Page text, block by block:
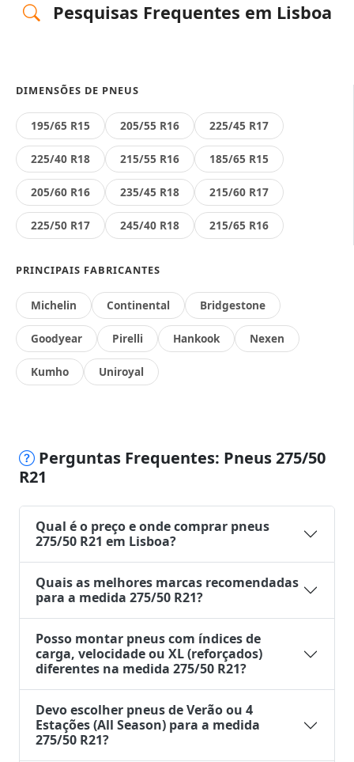
Pesquisas Frequentes em Lisboa
DIMENSÕES DE PNEUS
195/65 R15 205/55 R16 225/45 R17
225/40 R18 215/55 R16 185/65 R15
205/60 R16 235/45 R18 215/60 R17
225/50 R17 245/40 R18 215/65 R16
PRINCIPAIS FABRICANTES
Michelin Continental Bridgestone
Goodyear Pirelli Hankook Nexen
Kumho Uniroyal
Perguntas Frequentes: Pneus 275/50
R21
Qual é o preço e onde comprar pneus
275/50 R21 em Lisboa?
Quais as melhores marcas recomendadas
para a medida 275/50 R21?
Posso montar pneus com índices de
carga, velocidade ou XL (reforçados)
diferentes na medida 275/50 R21?
Devo escolher pneus de Verão ou 4
Estações (All Season) para a medida
275/50 R21?